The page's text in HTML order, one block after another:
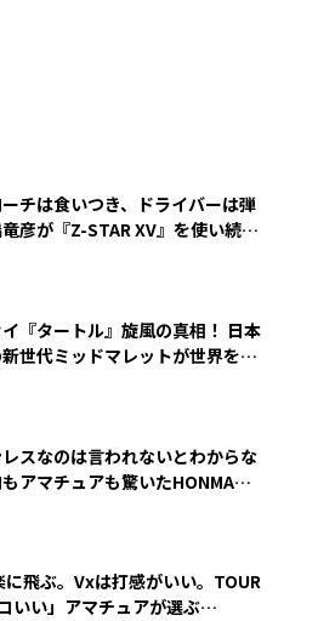
ーチは食いつき、ドライバーは弾
彦が『Z-STAR XV』を使い続け
『タートル』旋風の真相！ 日本
世代ミッドマレットが世界を席
レスなのは言われないとわからな
アマチュアも驚いたHONMA
に飛ぶ。Vxは打感がいい。TOUR
いい」アマチュアが選ぶ